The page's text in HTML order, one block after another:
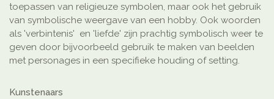
toepassen van religieuze symbolen, maar ook het gebruik
van symbolische weergave van een hobby. Ook woorden
als 'verbintenis' en 'liefde' zijn prachtig symbolisch weer te
geven door bijvoorbeeld gebruik te maken van beelden
met personages in een specifieke houding of setting.
Kunstenaars